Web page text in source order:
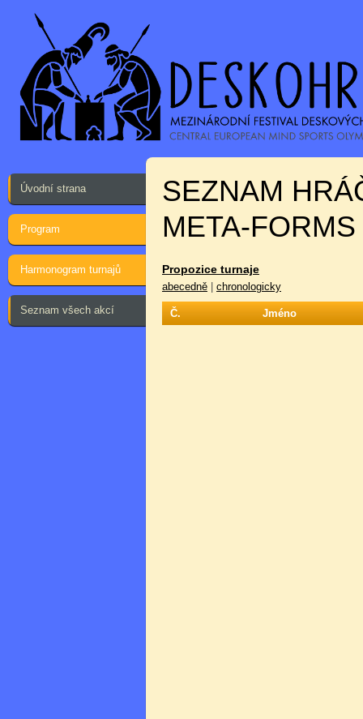
Úvodní strana
Program
Harmonogram turnajů
Seznam všech akcí
SEZNAM
META-FORMS
Propozice turnaje
abecedně chronologicky
Č. Jméno